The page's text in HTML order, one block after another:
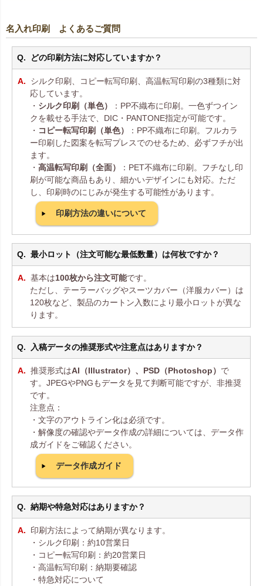
名入れ印刷 よくあるご質問
どの印刷方法に対応していますか？
シルク印刷、コピー転写印刷、高温転写印刷の3種類に対
応しています。
・ シルク印刷（単色）
：PP不織布に印刷。一色ずつイン
クを載せる手法で、DIC・PANTONE指定が可能です。
・ コピー転写印刷（単色）
：PP不織布に印刷。フルカラ
ー印刷した図案を転写プレスでのせるため、必ずフチが出
ます。
・ 高温転写印刷（全面）
：PET不織布に印刷。フチなし印
刷が可能な商品もあり、細かいデザインにも対応。ただ
し、印刷時のにじみが発生する可能性があります。
印刷方法の違いについて
最小ロット（注文可能な最低数量）は何枚ですか？
基本は100枚から注文可能です。
ただし、テーラーバッグやスーツカバー（洋服カバー）は
120枚など、製品のカートン入数により最小ロットが異な
ります。
入稿データの推奨形式や注意点はありますか？
推奨形式はAI（Illustrator）、PSD（Photoshop） で
す。JPEGやPNGもデータを見て判断可能ですが、非推奨
です。
注意点：
・文字のアウトライン化は必須です。
・解像度の確認やデータ作成の詳細については、データ作
成ガイドをご確認ください。
データ作成ガイド
納期や特急対応はありますか？
印刷方法によって納期が異なります。
・シルク印刷：約10営業日
・コピー転写印刷：約20営業日
・高温転写印刷：納期要確認
・特急対応について